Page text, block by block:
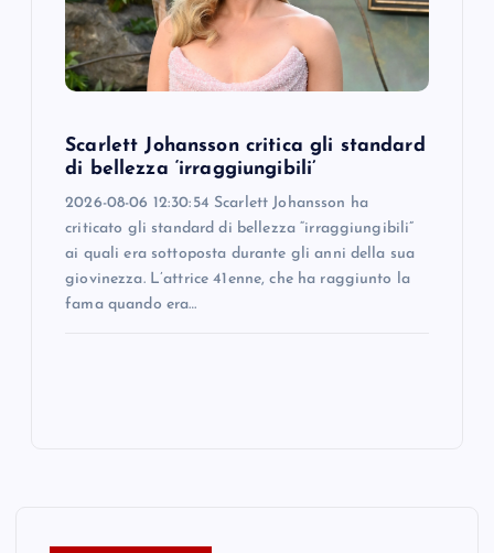
Scarlett Johansson critica gli standard
di bellezza ‘irraggiungibili’
2026-08-06 12:30:54 Scarlett Johansson ha
criticato gli standard di bellezza “irraggiungibili”
ai quali era sottoposta durante gli anni della sua
giovinezza. L’attrice 41enne, che ha raggiunto la
fama quando era…